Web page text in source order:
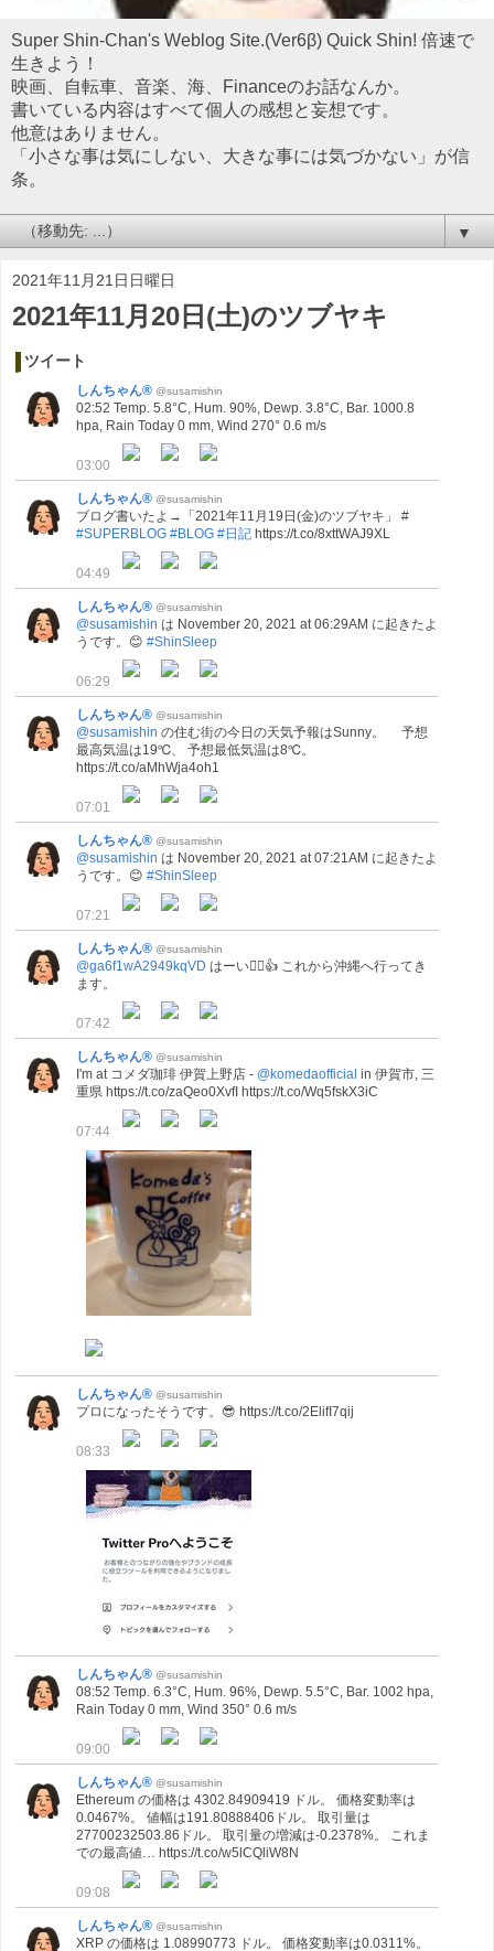
Super Shin-Chan's Weblog Site.(Ver6β) Quick Shin! 倍速で
生きよう！
映画、自転車、音楽、海、Financeのお話なんか。
書いている内容はすべて個人の感想と妄想です。
他意はありません。
「小さな事は気にしない、大きな事には気づかない」が信
条。
▼
2021年11月21日日曜日
2021年11月20日(土)のツブヤキ
ツイート
しんちゃん® @susamishin
02:52 Temp. 5.8°C, Hum. 90%, Dewp. 3.8°C, Bar. 1000.8
hpa, Rain Today 0 mm, Wind 270° 0.6 m/s
03:00
しんちゃん® @susamishin
ブログ書いたよ→「2021年11月19日(金)のツブヤキ」 #
#SUPERBLOG #BLOG #日記 https://t.co/8xttWAJ9XL
04:49
しんちゃん® @susamishin
@susamishin は November 20, 2021 at 06:29AM に起きたよ
うです。😊 #ShinSleep
06:29
しんちゃん® @susamishin
@susamishin の住む街の今日の天気予報はSunny。 予想
最高気温は19℃、 予想最低気温は8℃。
https://t.co/aMhWja4oh1
07:01
しんちゃん® @susamishin
@susamishin は November 20, 2021 at 07:21AM に起きたよ
うです。😊 #ShinSleep
07:21
しんちゃん® @susamishin
@ga6f1wA2949kqVD はーい🙋‍♂️👍️ これから沖縄へ行ってき
ます。
07:42
しんちゃん® @susamishin
I'm at コメダ珈琲 伊賀上野店 - @komedaofficial in 伊賀市, 三
重県 https://t.co/zaQeo0XvfI https://t.co/Wq5fskX3iC
07:44
しんちゃん® @susamishin
プロになったそうです。😎 https://t.co/2ElifI7qij
08:33
しんちゃん® @susamishin
08:52 Temp. 6.3°C, Hum. 96%, Dewp. 5.5°C, Bar. 1002 hpa,
Rain Today 0 mm, Wind 350° 0.6 m/s
09:00
しんちゃん® @susamishin
Ethereum の価格は 4302.84909419 ドル。 価格変動率は
0.0467%。 値幅は191.80888406ドル。 取引量は
27700232503.86ドル。 取引量の増減は-0.2378%。 これま
での最高値… https://t.co/w5lCQliW8N
09:08
しんちゃん® @susamishin
XRP の価格は 1.08990773 ドル。 価格変動率は0.0311%。